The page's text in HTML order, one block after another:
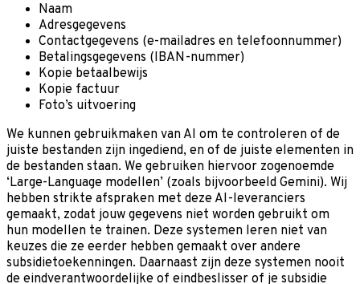
Naam
Adresgegevens
Contactgegevens (e-mailadres en telefoonnummer)
Betalingsgegevens (IBAN-nummer)
Kopie betaalbewijs
Kopie factuur
Foto’s uitvoering
We kunnen gebruikmaken van AI om te controleren of de
juiste bestanden zijn ingediend, en of de juiste elementen in
de bestanden staan. We gebruiken hiervoor zogenoemde
‘Large-Language modellen’ (zoals bijvoorbeeld Gemini). Wij
hebben strikte afspraken met deze AI-leveranciers
gemaakt, zodat jouw gegevens niet worden gebruikt om
hun modellen te trainen. Deze systemen leren niet van
keuzes die ze eerder hebben gemaakt over andere
subsidietoekenningen. Daarnaast zijn deze systemen nooit
de eindverantwoordelijke of eindbeslisser of je subsidie